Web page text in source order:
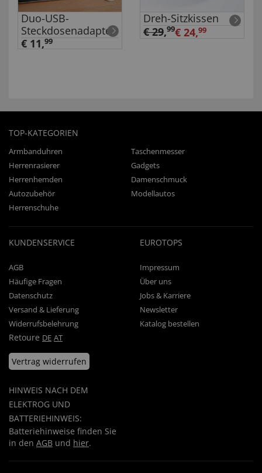
Duo-USB-
Steckdosenadapter
€ 11,99
Dreh-Sitzkissen
€ 29,99€ 24,99
TOP-KATEGORIEN
Armbanduhren
Taschenmesser
Herrenrasierer
Gadgets
Herrenhemden
Damenschmuck
Autozubehör
Modellautos
Herrenschuhe
KUNDENSERVICE
AGB
Häufige Fragen
Datenschutz
Versand & Lieferung
Widerrufsbelehrung
Retoure DE AT
Vertrag widerrufen
HINWEIS NACH DEM
ELEKTROG UND
BATTERIEHINWEIS:
Batteriehinweise finden Sie
in den AGB und hier.
EUROTOPS
Impressum
Über uns
Jobs & Karriere
Newsletter
Katalog bestellen